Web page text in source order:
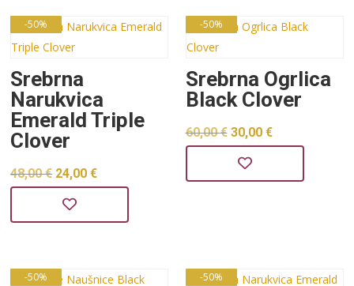
37,99 €.
-50%
Srebrna
Narukvica
Emerald Triple
Clover
48,00€ Izvorna
cijena
bila
48,00 €.
24,00€
je:
-50%
Srebrna Ogrlica
Black Clover
60,00€ Izvorna
cijena
bila
30,00 €
je:
-50% -50%